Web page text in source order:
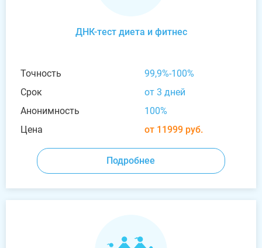
ДНК-тест диета и фитнес
Точность
99,9%-100%
Срок
от 3 дней
Анонимность
100%
Цена
от 11999 руб.
Подробнее